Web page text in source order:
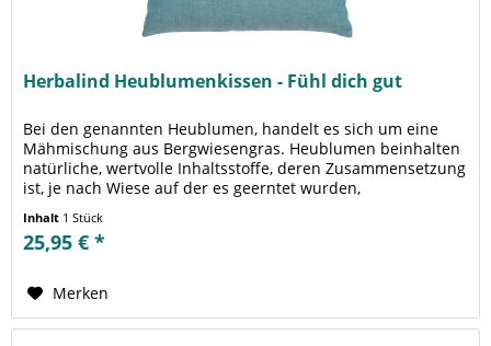
Herbalind Heublumenkissen - Fühl dich gut
Bei den genannten Heublumen, handelt es sich um eine
Mähmischung aus Bergwiesengras. Heublumen beinhalten
natürliche, wertvolle Inhaltsstoffe, deren Zusammensetzung
ist, je nach Wiese auf der es geerntet wurden,
Inhalt 1 Stück
25,95 € *
Merken